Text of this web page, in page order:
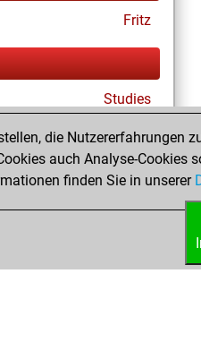
Fritz
Studies
Fritz
die Nutzererfahrungen
auch Analyse-Cookies
finden Sie in unserer